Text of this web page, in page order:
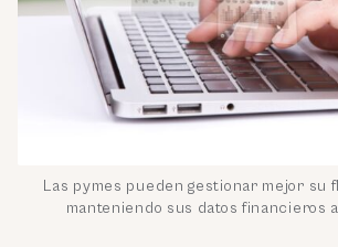
Las pymes pueden gestionar mejor su
manteniendo sus datos financieros